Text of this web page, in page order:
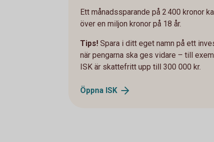
Ett månadssparande på 2 400 kronor
över en miljon kronor på 18 år.
Tips! Spara i ditt eget namn på ett
när pengarna ska ges vidare – till
ISK är skattefritt upp till 300 000 kr.
Öppna ISK